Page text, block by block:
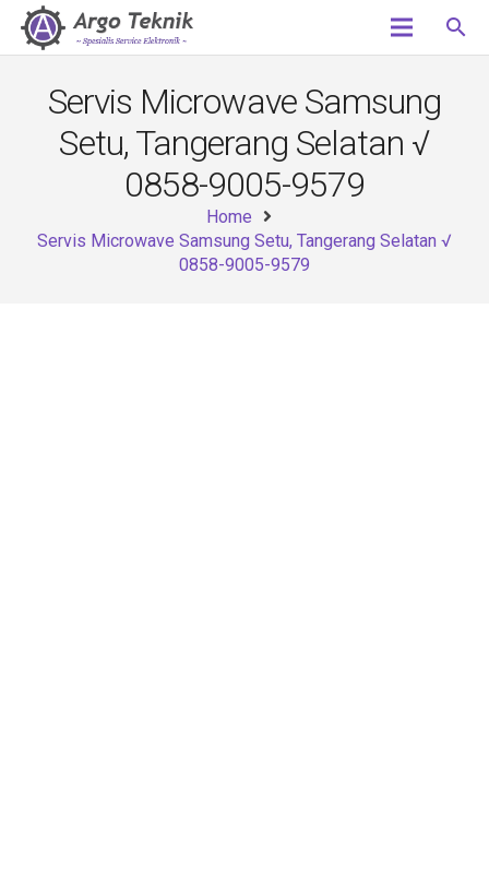
search
Servis Microwave Samsung
Setu, Tangerang Selatan √
0858-9005-9579
Home
Servis Microwave Samsung Setu, Tangerang Selatan √
0858-9005-9579